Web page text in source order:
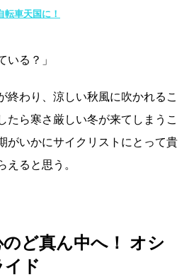
車天国に！
いる？」
終わり、涼しい秋風に吹かれるこ
たら寒さ厳しい冬が来てしまうこ
がいかにサイクリストにとって貴
ると思う。
ど真ん中へ！ オシ
イド